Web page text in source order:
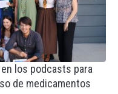
los podcasts para
de medicamentos